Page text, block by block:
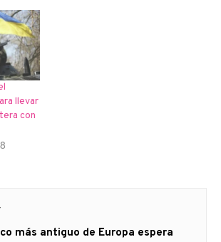
llevar
con
más antiguo de Europa espera